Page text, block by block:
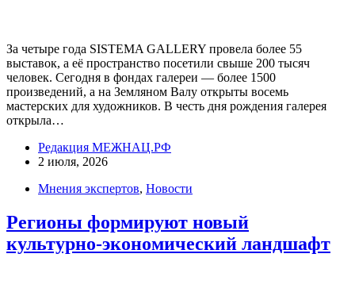
За четыре года SISTEMA GALLERY провела более 55
выставок, а её пространство посетили свыше 200 тысяч
человек. Сегодня в фондах галереи — более 1500
произведений, а на Земляном Валу открыты восемь
мастерских для художников. В честь дня рождения галерея
открыла…
Редакция МЕЖНАЦ.РФ
2 июля, 2026
Мнения экспертов, Новости
Регионы формируют новый
культурно-экономический ландшафт